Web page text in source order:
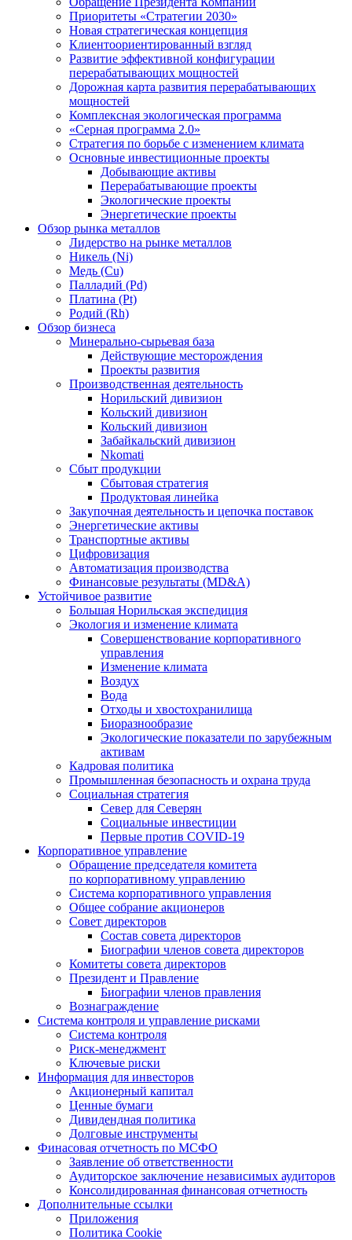
Приоритеты «Стратегии 2030»
Новая стратегическая концепция
Клиентоориентированный взгляд
Развитие эффективной конфигурации
перерабатывающих мощностей
Дорожная карта развития перерабатывающих
мощностей
Комплексная экологическая программа
«Серная программа 2.0»
Стратегия по борьбе с изменением климата
Основные инвестиционные проекты
Добывающие активы
Перерабатывающие проекты
Экологические проекты
Энергетические проекты
Обзор рынка металлов
Лидерство на рынке металлов
Никель (Ni)
Медь (Cu)
Палладий (Pd)
Платина (Pt)
Родий (Rh)
Обзор бизнеса
Минерально-сырьевая база
Действующие месторождения
Проекты развития
Производственная деятельность
Норильский дивизион
Кольский дивизион
Кольский дивизион
Забайкальский дивизион
Nkomati
Сбыт продукции
Сбытовая стратегия
Продуктовая линейка
Закупочная деятельность и цепочка поставок
Энергетические активы
Транспортные активы
Цифровизация
Автоматизация производства
Финансовые результаты (MD&A)
Устойчивое развитие
Большая Норильская экспедиция
Экология и изменение климата
Совершенствование корпоративного
управления
Изменение климата
Воздух
Вода
Отходы и хвостохранилища
Биоразнообразие
Экологические показатели по зарубежным
активам
Кадровая политика
Промышленная безопасность и охрана труда
Социальная стратегия
Север для Северян
Социальные инвестиции
Первые против COVID‑19
Корпоративное управление
Обращение председателя комитета
по корпоративному управлению
Система корпоративного управления
Общее собрание акционеров
Совет директоров
Состав совета директоров
Биографии членов совета директоров
Комитеты совета директоров
Президент и Правление
Биографии членов правления
Вознаграждение
Система контроля и управление рисками
Система контроля
Риск-менеджмент
Ключевые риски
Информация для инвесторов
Акционерный капитал
Ценные бумаги
Дивидендная политика
Долговые инструменты
Финасовая отчетность по МСФО
Заявление об ответственности
Аудиторское заключение независимых аудиторов
Консолидированная финансовая отчетность
Дополнительные ссылки
Приложения
Политика Cookie